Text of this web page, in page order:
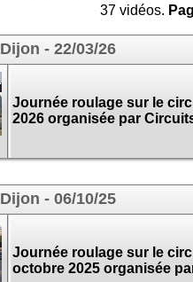
37 vidéos.
- 22/03/26
Journée roulage sur le
2026 organisée par
- 06/10/25
Journée roulage sur le
octobre 2025 organisée